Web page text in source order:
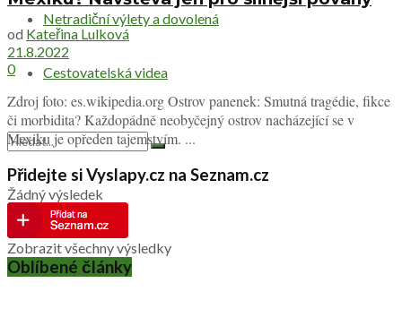
Netradiční výlety a dovolená
Cestovatelská videa
Žádný výsledek
Zobrazit všechny výsledky
od Kateřina Lulková
21.8.2022
0
Zdroj foto: es.wikipedia.org Ostrov panenek: Smutná tragédie, fikce
či morbidita? Každopádně neobyčejný ostrov nacházející se v
Mexiku je opředen tajemstvím. ...
Přidejte si Vyslapy.cz na Seznam.cz
Oblíbené články